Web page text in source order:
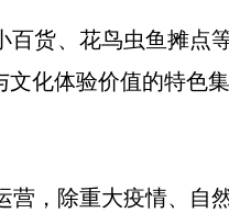
货、花鸟虫鱼摊点
化体验价值的特色集
，除重大疫情、自